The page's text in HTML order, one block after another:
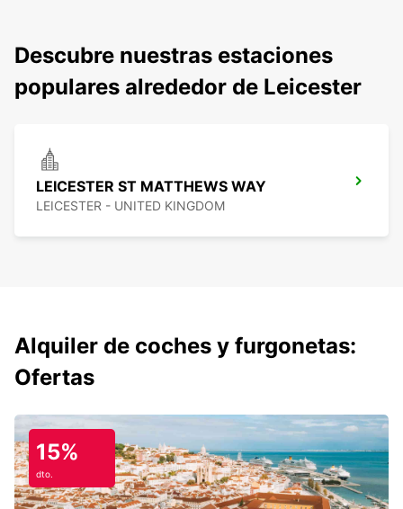
Descubre nuestras estaciones
populares alrededor de Leicester
LEICESTER ST MATTHEWS WAY
LEICESTER - UNITED KINGDOM
Alquiler de coches y furgonetas:
Ofertas
15%
dto.